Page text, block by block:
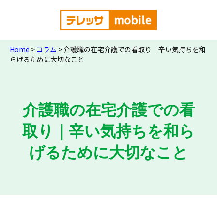
Home > コラム >介護職の在宅介護での看取り｜辛い気持ちを和
らげるために大切なこと
介護職の在宅介護での看
取り｜辛い気持ちを和ら
げるために大切なこと